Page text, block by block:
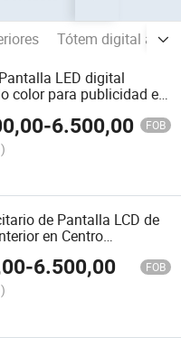
Tótem digital al
LED digital
color para publicidad en
-6.500,00 FOB
de Pantalla LCD de
en Centro
-6.500,00 FOB